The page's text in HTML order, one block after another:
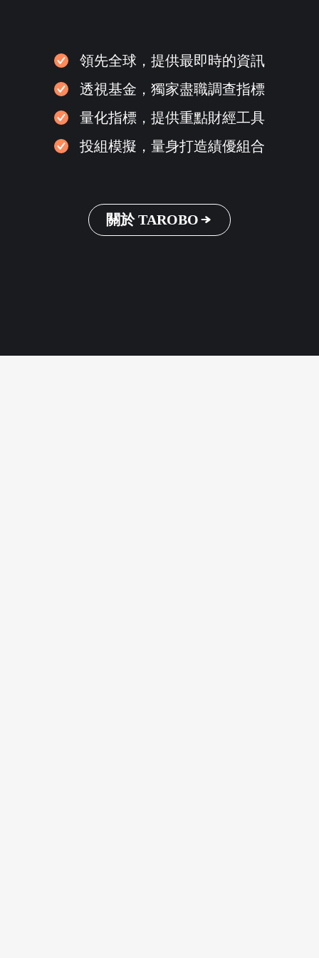
領先全球，提供最即時的資訊
透視基金，獨家盡職調查指標
量化指標，提供重點財經工具
投組模擬，量身打造績優組合
關於 TAROBO